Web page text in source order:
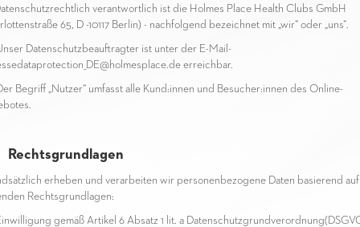
verantwortlich ist die Holmes Place Health Clubs GmbH
65, D -10117 Berlin) - nachfolgend bezeichnet mit „wir“ oder „uns“.
Datenschutzbeauftragter ist unter der E-Mail-
erreichbar.
Begriff „Nutzer“ umfasst alle Kund:innen und Besucher:innen des Online-
erheben und verarbeiten wir personenbezogene Daten basierend
Rechtsgrundlagen:
gemäß Artikel 6 Absatz 1 lit. a